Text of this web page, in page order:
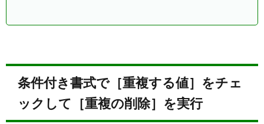
条件付き書式で［重複する値］をチェ
ックして［重複の削除］を実行